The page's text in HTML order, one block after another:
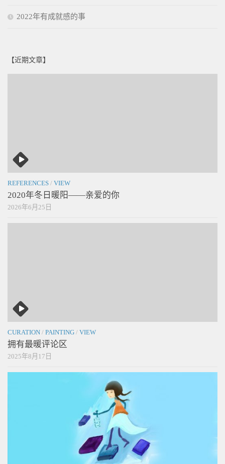
2022年有成就感的事
【近期文章】
REFERENCES / VIEW
2020年冬日暖阳——亲爱的你
2026年6月25日
CURATION / PAINTING / VIEW
拥有最暖评论区
2025年8月17日